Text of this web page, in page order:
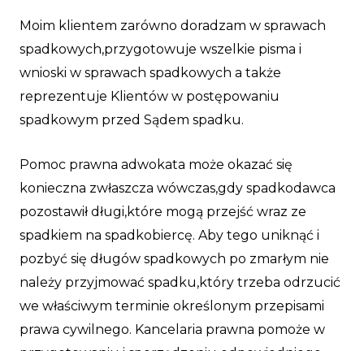
Moim klientem zarówno doradzam w sprawach
spadkowych,przygotowuje wszelkie pisma i
wnioski w sprawach spadkowych a także
reprezentuje Klientów w postępowaniu
spadkowym przed Sądem spadku.
Pomoc prawna adwokata może okazać się
konieczna zwłaszcza wówczas,gdy spadkodawca
pozostawił długi,które mogą przejść wraz ze
spadkiem na spadkobiercę. Aby tego uniknąć i
pozbyć się długów spadkowych po zmarłym nie
należy przyjmować spadku,który trzeba odrzucić
we właściwym terminie określonym przepisami
prawa cywilnego. Kancelaria prawna pomoże w